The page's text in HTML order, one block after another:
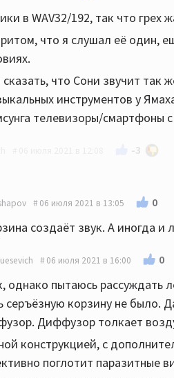
в WAV32/192, так что грех
что я слушал её один,
что Сони звучит
инструментов у
телевизоры/
-3
мотоциклы и снегоходы,
ли. Основательность и
запчастей. Одна литая
колонки, чего стоит.
06 июля 2021 в 13:05 0
создаёт звук. А иногда и
06 июля 2021 в 16:00 0
однако пытаюсь рассуждать
серъёзную корзину не было.
Диффузор толкает
конструкцией, с
поглотит паразитные